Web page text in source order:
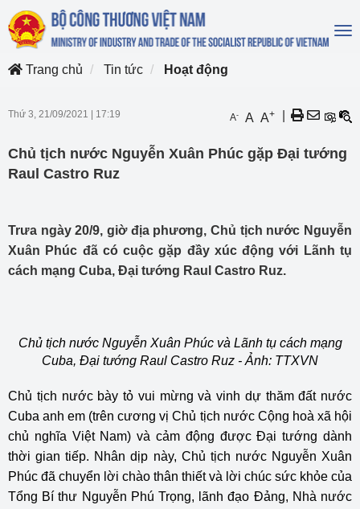
Trang chủ
Tin tức Hoạt động
Thứ 3, 21/09/2021 17:19 A- A A+
Chủ tịch nước Nguyễn Xuân Phúc gặp Đại tướng
Raul Castro Ruz
Trưa ngày 20/9, giờ địa phương, Chủ tịch nước Nguyễn
Xuân Phúc đã có cuộc gặp đầy xúc động với Lãnh tụ
cách mạng Cuba, Đại tướng Raul Castro Ruz.
Chủ tịch nước Nguyễn Xuân Phúc và Lãnh tụ cách mạng
Cuba, Đại tướng Raul Castro Ruz - Ảnh: TTXVN
Chủ tịch nước bày tỏ vui mừng và vinh dự thăm đất nước
Cuba anh em (trên cương vị Chủ tịch nước Cộng hoà xã hội
chủ nghĩa Việt Nam) và cảm động được Đại tướng dành
thời gian tiếp. Nhân dịp này, Chủ tịch nước Nguyễn Xuân
Phúc đã chuyển lời chào thân thiết và lời chúc sức khỏe của
Tổng Bí thư Nguyễn Phú Trọng, lãnh đạo Đảng, Nhà nước